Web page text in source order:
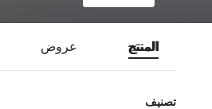
المنتج عروض
تصنيف